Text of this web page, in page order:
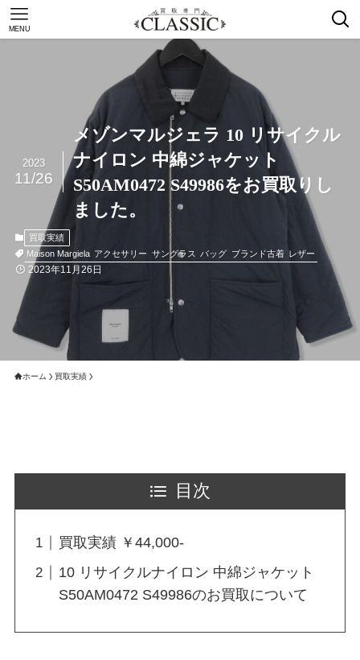
MENU
メゾンマルジェラ 10 リサイクル
ナイロン 中綿ジャケット
S50AM0472 S49986をお買取りし
ました。
2023
11/26
買取実績
Maison Margiela アクセサリー サングラス バッグ ブランド古着 レザー
2023年11月26日
ホーム 買取実績
目次
買取実績 ￥44,000-
10 リサイクルナイロン 中綿ジャケット
S50AM0472 S49986のお買取について